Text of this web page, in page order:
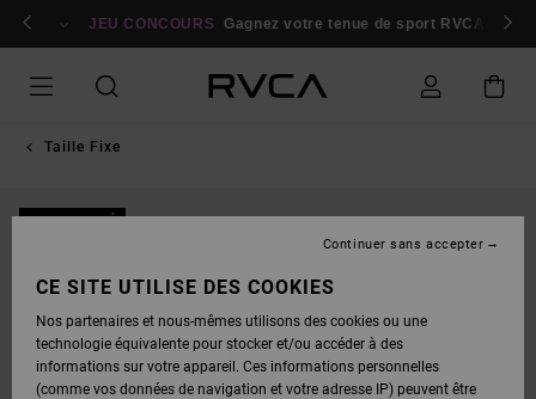
Se connecter / s'inscrire
JEU CONCOURS Gagnez votre tenue de sport RVCA
Taille Fixe
CE SITE UTILISE DES COOKIES
Nos partenaires et nous-mêmes utilisons des cookies ou une
technologie équivalente pour stocker et/ou accéder à des
informations sur votre appareil. Ces informations personnelles
(comme vos données de navigation et votre adresse IP) peuvent être
Continuer sans accepter